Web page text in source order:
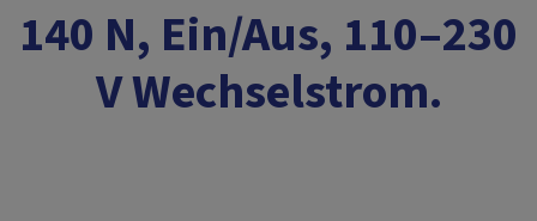
140 N, Ein/Aus, 110–230
V Wechselstrom.